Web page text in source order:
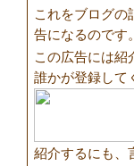
これをブログの
告になるのです。
この広告には紹
誰かが登録して
紹介するにも、